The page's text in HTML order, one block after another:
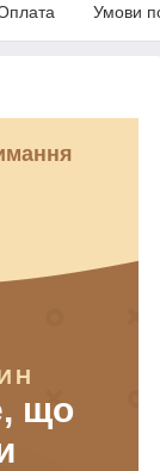
Умови
що